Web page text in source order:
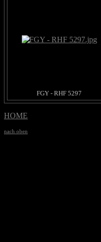
FGY - RHF 5297
HOME
nach oben